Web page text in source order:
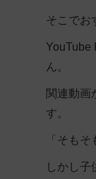
そこでお
YouTube
ん。
関連動画
す。
「そも
しかし